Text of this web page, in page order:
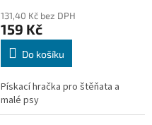
131,40 Kč bez DPH
159 Kč
Do košíku
Pískací hračka pro štěňata a
malé psy